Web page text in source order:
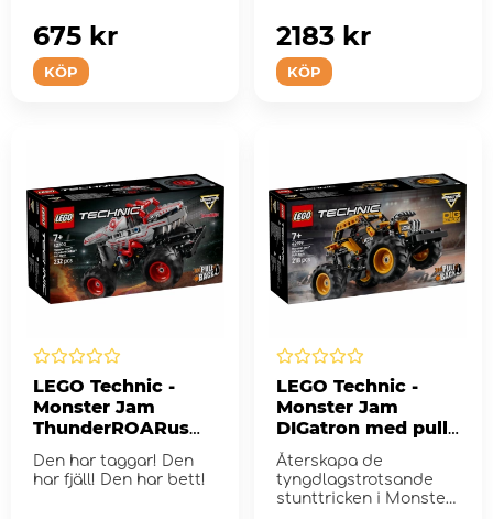
KÖP
675 kr
KÖP
2183 kr
LEGO Technic -
Monster Jam
ThunderROARus
Den har taggar! Den
har fjäll! Den har bett!
LEGO Technic -
Monster Jam
DIGatron med pull-
back
Återskapa de
tyngdlagstrotsande
stunttricken i Monster